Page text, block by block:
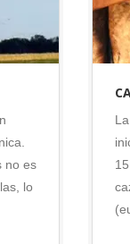
no es
lo